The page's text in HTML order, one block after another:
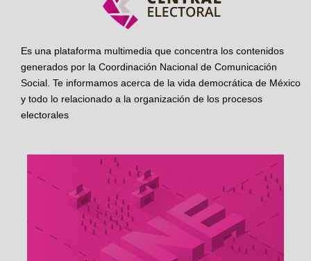
Es una plataforma multimedia que concentra los contenidos
generados por la Coordinación Nacional de Comunicación
Social. Te informamos acerca de la vida democrática de México
y todo lo relacionado a la organización de los procesos
electorales